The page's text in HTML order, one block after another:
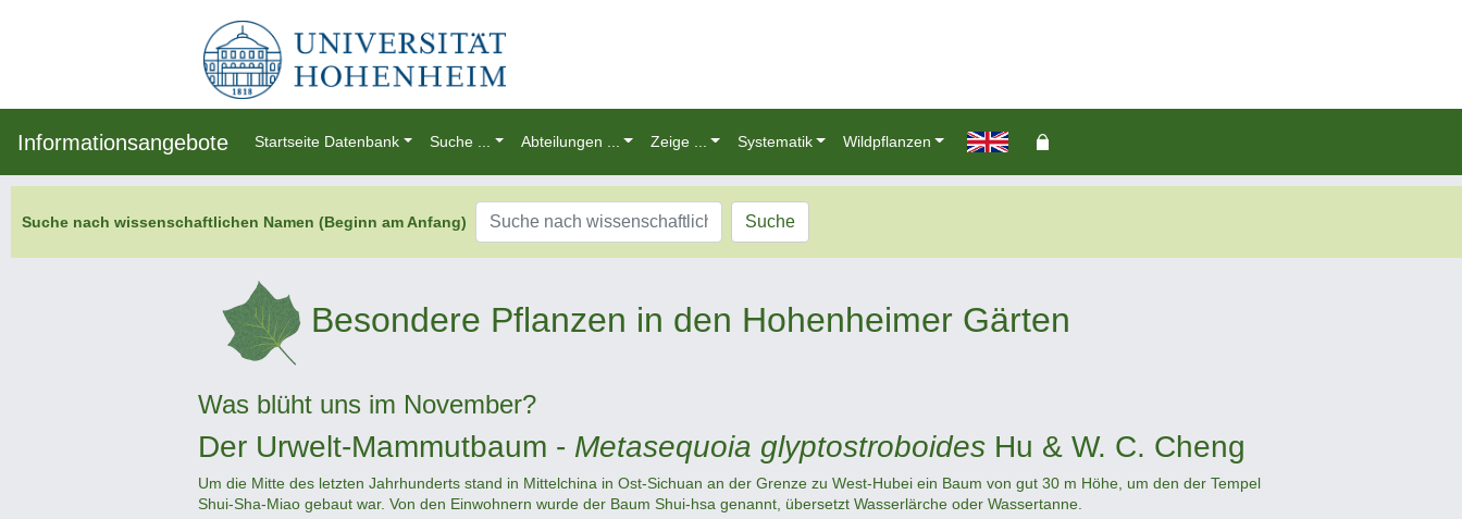
Informationsangebote Startseite Datenbank Suche ... Abteilungen ... Zeige ... Systematik Wildpflanzen
Suche nach wissenschaftlichen Namen (Beginn am Anfang) Suche
Besondere Pflanzen in den Hohenheimer Gärten
Was blüht uns im November?
Der Urwelt-Mammutbaum - Metasequoia glyptostroboides Hu & W. C. Cheng
Um die Mitte des letzten Jahrhunderts stand in Mittelchina in Ost-Sichuan an der Grenze zu West-Hubei ein Baum von gut 30 m Höhe, um den der Tempel
Shui-Sha-Miao gebaut war. Von den Einwohnern wurde der Baum Shui-hsa genannt, übersetzt Wasserlärche oder Wassertanne.